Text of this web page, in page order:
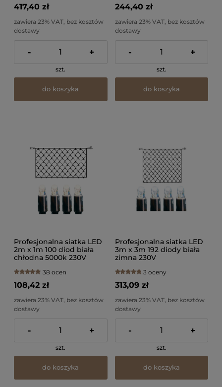
417,40 zł
zawiera 23% VAT, bez kosztów
dostawy
- +
szt.
do koszyka
244,40 zł
zawiera 23% VAT, bez kosztów
dostawy
- +
szt.
do koszyka
Profesjonalna siatka LED
2m x 1m 100 diod biała
chłodna 5000k 230V
38 ocen
108,42 zł
zawiera 23% VAT, bez kosztów
dostawy
- +
szt.
do koszyka
Profesjonalna siatka LED
3m x 3m 192 diody biała
zimna 230V
3 oceny
313,09 zł
zawiera 23% VAT, bez kosztów
dostawy
- +
szt.
do koszyka